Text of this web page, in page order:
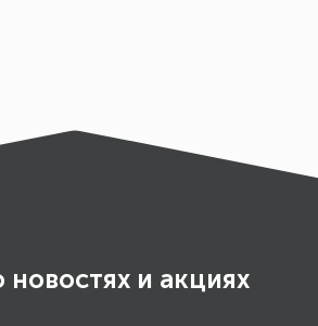
новостях и акциях